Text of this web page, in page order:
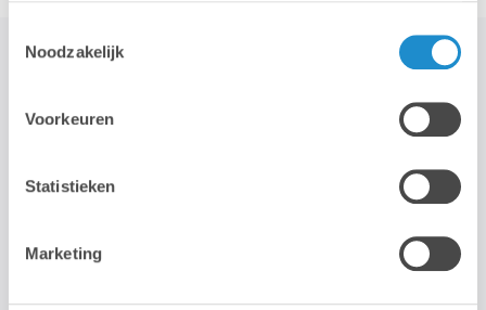
Noodzakelijk
Voorkeuren
Statistieken
Marketing
>
nieuwsbrief te kunnen mailen. We geven dit adres niet door aan
derden, en houden het bij zolang je je niet uitschrijft.